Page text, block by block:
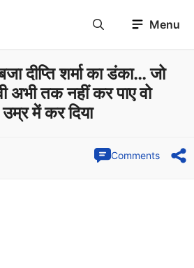
Menu
दीप्ति शर्मा का डंका… जो
तक नहीं कर पाए वो
में कर दिया
Comments